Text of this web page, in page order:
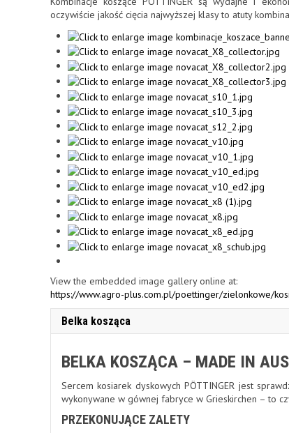
oczywiście jakość cięcia najwyższej klasy to atuty
View the embedded image gallery online at:
https://www.agro-plus.com.pl/poettinger/zielonkowe/
Belka kosząca
BELKA KOSZĄCA – MADE IN
Sercem kosiarek dyskowych PÖTTINGER jest
wykonywane w gównej fabryce w Grieskirchen – to
PRZEKONUJĄCE ZALETY